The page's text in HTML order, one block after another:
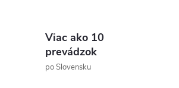
Viac ako 10
prevádzok
po Slovensku